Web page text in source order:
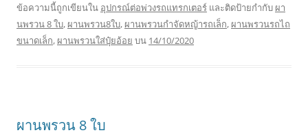
ข้อความนี้ถูกเขียนใน อุปกรณ์ต่อพ่วงรถแทรกเตอร์ และติดป้ายกำกับ ผา
นพรวน 8 ใบ, ผานพรวน8ใบ, ผานพรวนกำจัดหญ้ารถเล็ก, ผานพรวนรถไถ
ขนาดเล็ก, ผานพรวนใส่ปุ๋ยอ้อย บน 14/10/2020
ผานพรวน 8 ใบ